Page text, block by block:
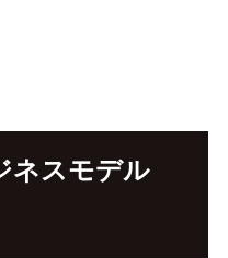
ネスモデル